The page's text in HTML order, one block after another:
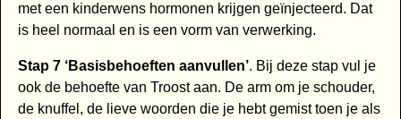
met een kinderwens hormonen krijgen geïnjecteerd. Dat
is heel normaal en is een vorm van verwerking.
Stap 7 ‘Basisbehoeften aanvullen’. Bij deze stap vul je
ook de behoefte van Troost aan. De arm om je schouder,
de knuffel, de lieve woorden die je hebt gemist toen je als